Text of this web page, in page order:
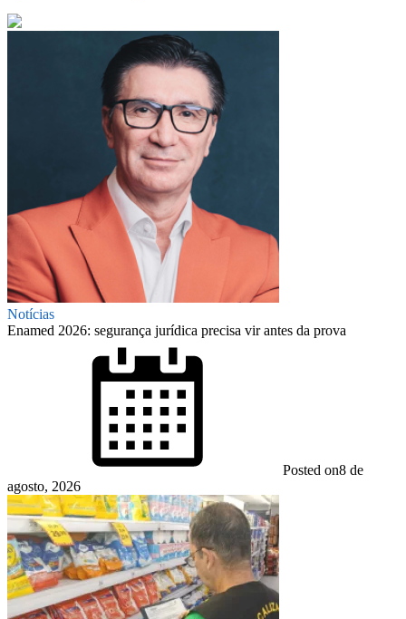
Notícias
Enamed 2026: segurança jurídica precisa vir antes da prova
Posted on8 de
agosto, 2026